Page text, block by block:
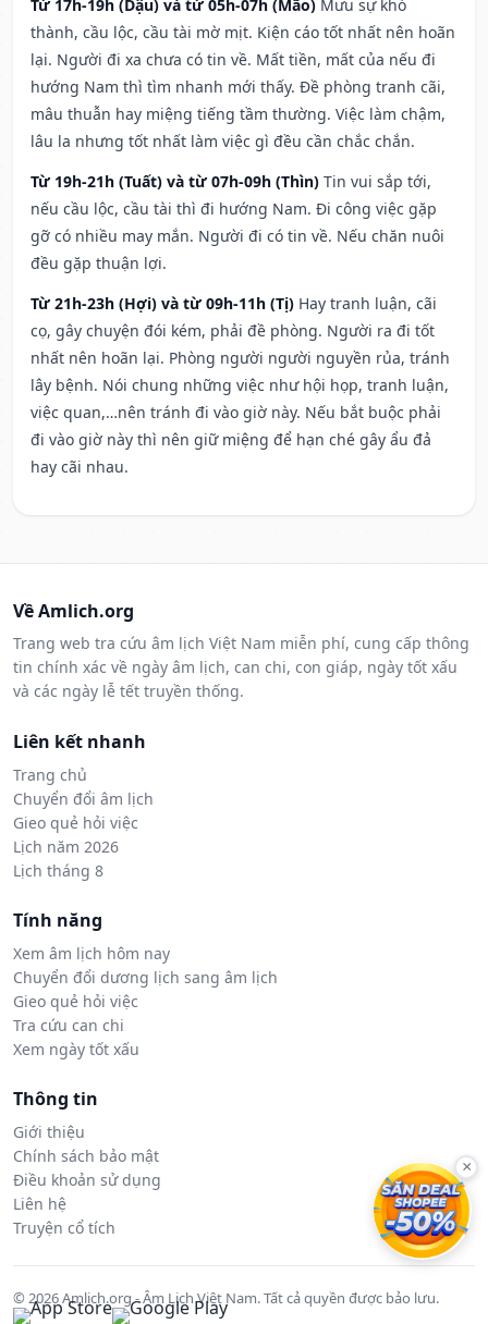
Từ 17h-19h (Dậu) và từ 05h-07h (Mão) Mưu sự khó
thành, cầu lộc, cầu tài mờ mịt. Kiện cáo tốt nhất nên hoãn
lại. Người đi xa chưa có tin về. Mất tiền, mất của nếu đi
hướng Nam thì tìm nhanh mới thấy. Đề phòng tranh cãi,
mâu thuẫn hay miệng tiếng tầm thường. Việc làm chậm,
lâu la nhưng tốt nhất làm việc gì đều cần chắc chắn.
Từ 19h-21h (Tuất) và từ 07h-09h (Thìn) Tin vui sắp tới,
nếu cầu lộc, cầu tài thì đi hướng Nam. Đi công việc gặp
gỡ có nhiều may mắn. Người đi có tin về. Nếu chăn nuôi
đều gặp thuận lợi.
Từ 21h-23h (Hợi) và từ 09h-11h (Tị) Hay tranh luận, cãi
cọ, gây chuyện đói kém, phải đề phòng. Người ra đi tốt
nhất nên hoãn lại. Phòng người người nguyền rủa, tránh
lây bệnh. Nói chung những việc như hội họp, tranh luận,
việc quan,…nên tránh đi vào giờ này. Nếu bắt buộc phải
đi vào giờ này thì nên giữ miệng để hạn ché gây ẩu đả
hay cãi nhau.
Về Amlich.org
Trang web tra cứu âm lịch Việt Nam miễn phí, cung cấp thông
tin chính xác về ngày âm lịch, can chi, con giáp, ngày tốt xấu
và các ngày lễ tết truyền thống.
Liên kết nhanh
Trang chủ
Chuyển đổi âm lịch
Gieo quẻ hỏi việc
Lịch năm 2026
Lịch tháng 8
Tính năng
Xem âm lịch hôm nay
Chuyển đổi dương lịch sang âm lịch
Gieo quẻ hỏi việc
Tra cứu can chi
Xem ngày tốt xấu
Thông tin
Giới thiệu
Chính sách bảo mật
Điều khoản sử dụng
Liên hệ
Truyện cổ tích
© 2026 Amlich.org - Âm Lịch Việt Nam. Tất cả quyền được bảo lưu.
×